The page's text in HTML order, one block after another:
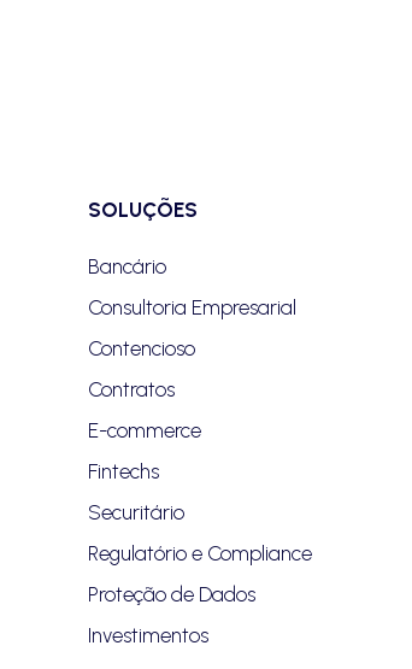
SOLUÇÕES
Bancário
Consultoria Empresarial
Contencioso
Contratos
E-commerce
Fintechs
Securitário
Regulatório e Compliance
Proteção de Dados
Investimentos